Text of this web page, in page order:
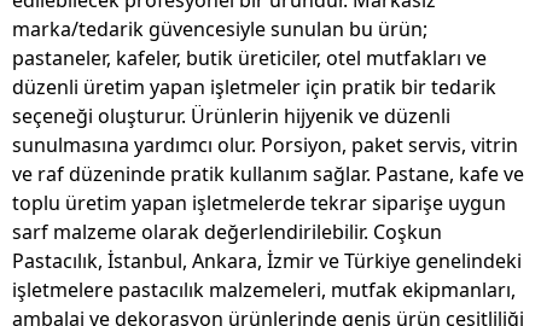
marka/tedarik güvencesiyle sunulan bu ürün;
pastaneler, kafeler, butik üreticiler, otel mutfakları ve
düzenli üretim yapan işletmeler için pratik bir tedarik
seçeneği oluşturur. Ürünlerin hijyenik ve düzenli
sunulmasına yardımcı olur. Porsiyon, paket servis, vitrin
ve raf düzeninde pratik kullanım sağlar. Pastane, kafe ve
toplu üretim yapan işletmelerde tekrar siparişe uygun
sarf malzeme olarak değerlendirilebilir. Coşkun
Pastacılık, İstanbul, Ankara, İzmir ve Türkiye genelindeki
işletmelere pastacılık malzemeleri, mutfak ekipmanları,
ambalaj ve dekorasyon ürünlerinde geniş ürün çeşitliliği